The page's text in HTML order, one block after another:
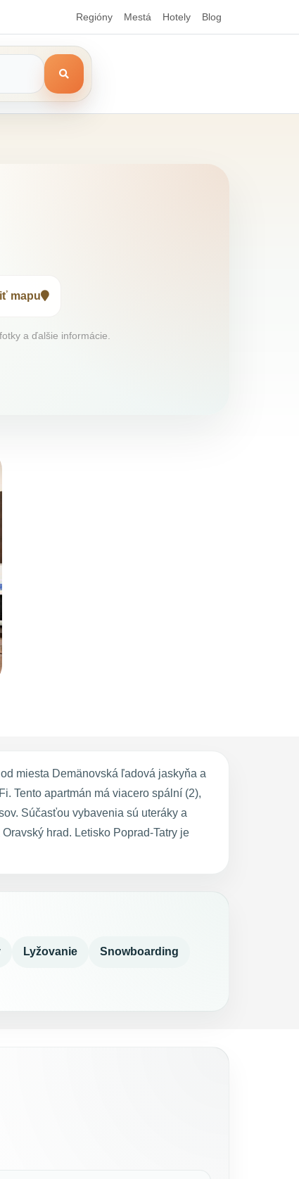
Regióny Mestá Hotely Blog
mapu
a ďalšie informácie.
miesta Demänovská ľadová jaskyňa a
Tento apartmán má viacero spální (2),
Súčasťou vybavenia sú uteráky a
hrad. Letisko Poprad-Tatry je
Lyžovanie Snowboarding